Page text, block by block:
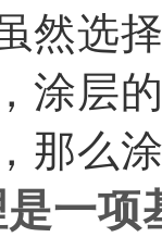
然选
涂层
那么
一项